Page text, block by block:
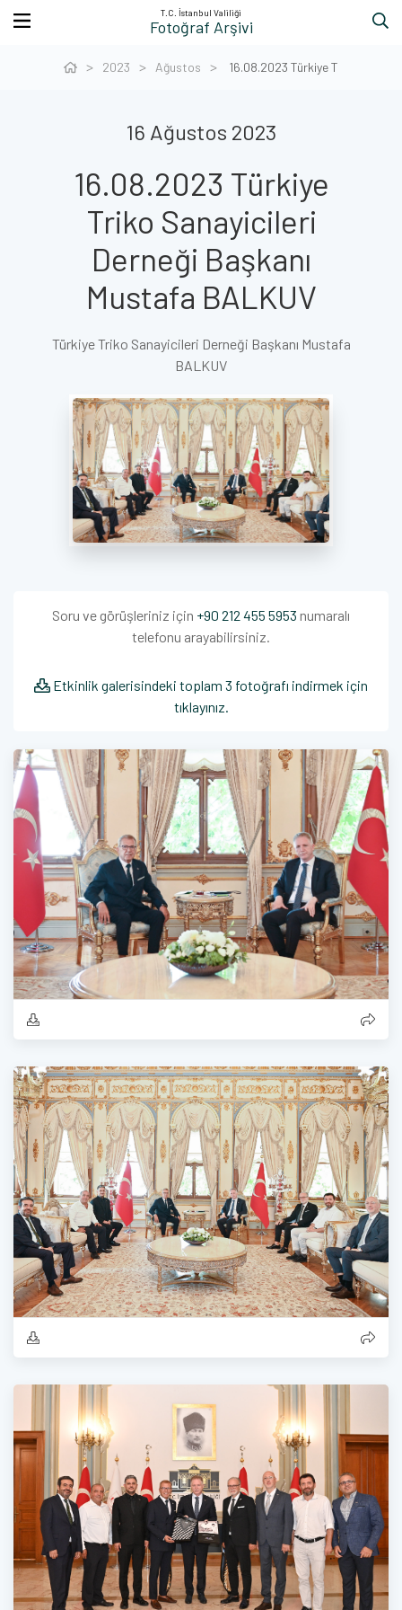
T.C. İstanbul Valiliği
Fotoğraf Arşivi
2023 Ağustos 16.08.2023 Türkiye T
16 Ağustos 2023
16.08.2023 Türkiye
Triko Sanayicileri
Derneği Başkanı
Mustafa BALKUV
Türkiye Triko Sanayicileri Derneği Başkanı Mustafa
BALKUV
Soru ve görüşleriniz için +90 212 455 5953 numaralı
telefonu arayabilirsiniz.
Etkinlik galerisindeki toplam 3 fotoğrafı indirmek için
tıklayınız.